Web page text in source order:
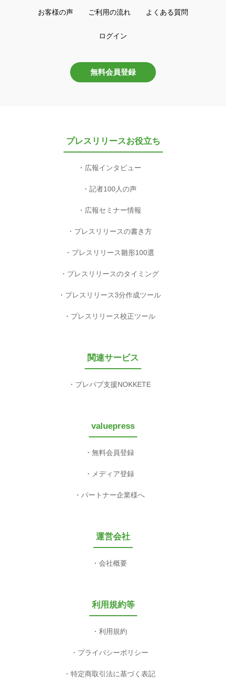
お客様の声 ご利用の流れ よくある質問
ログイン
無料会員登録
プレスリリースお役立ち
広報インタビュー
記者100人の声
広報セミナー情報
プレスリリースの書き方
プレスリリース雛形100選
プレスリリースのタイミング
プレスリリース3分作成ツール
プレスリリース校正ツール
関連サービス
プレパブ支援NOKKETE
valuepress
無料会員登録
メディア登録
パートナー企業様へ
運営会社
会社概要
利用規約等
利用規約
プライバシーポリシー
特定商取引法に基づく表記